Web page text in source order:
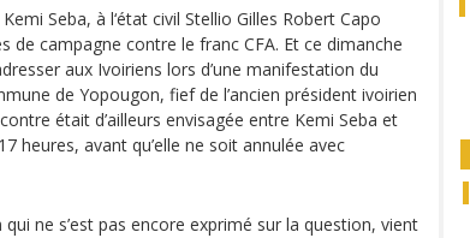
Seba, à l‘état civil Stellio Gilles Robert Capo
de campagne contre le franc CFA. Et ce dimanche
aux Ivoiriens lors d’une manifestation du
de Yopougon, fief de l’ancien président ivoirien
était d’ailleurs envisagée entre Kemi Seba et
heures, avant qu’elle ne soit annulée avec
ne s’est pas encore exprimé sur la question, vient